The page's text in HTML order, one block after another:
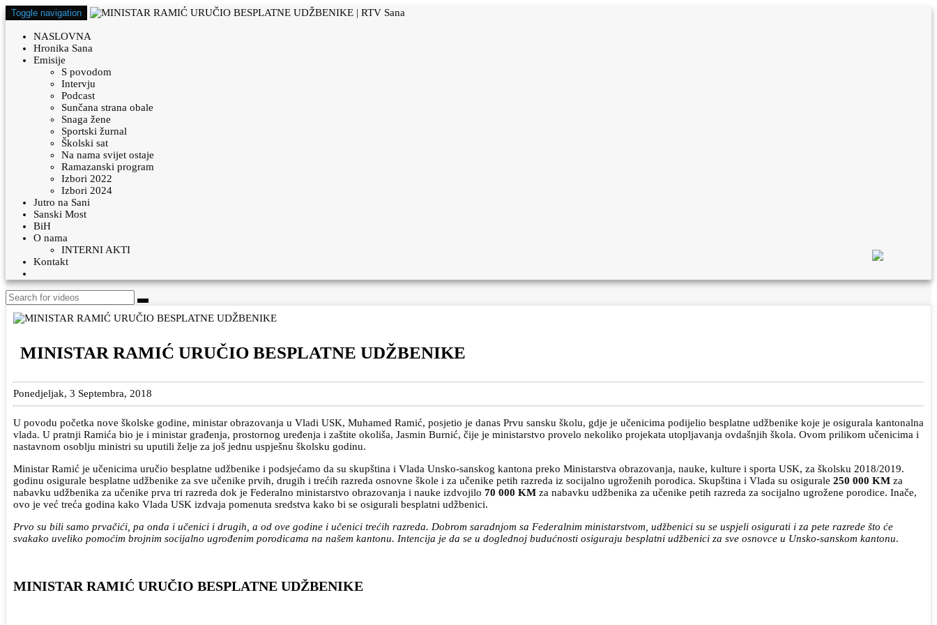
Toggle navigation
NASLOVNA
Hronika Sana
Emisije
S povodom
Intervju
Podcast
Sunčana strana obale
Snaga žene
Sportski žurnal
Školski sat
Na nama svijet ostaje
Ramazanski program
Izbori 2022
Izbori 2024
Jutro na Sani
Sanski Most
BiH
O nama
INTERNI AKTI
Kontakt
MINISTAR RAMIĆ URUČIO BESPLATNE UDŽBENIKE
Ponedjeljak, 3 Septembra, 2018
U povodu početka nove školske godine, ministar obrazovanja u Vladi USK, Muhamed Ramić, posjetio je danas Prvu sansku školu, gdje je učenicima podijelio besplatne udžbenike koje je osigurala kantonalna
vlada. U pratnji Ramića bio je i ministar građenja, prostornog uređenja i zaštite okoliša, Jasmin Burnić, čije je ministarstvo provelo nekoliko projekata utopljavanja ovdašnjih škola. Ovom prilikom učenicima i
nastavnom osoblju ministri su uputili želje za još jednu uspješnu školsku godinu.
Ministar Ramić je učenicima uručio besplatne udžbenike i podsjećamo da su skupština i Vlada Unsko-sanskog kantona preko Ministarstva obrazovanja, nauke, kulture i sporta USK, za školsku 2018/2019.
godinu osigurale besplatne udžbenike za sve učenike prvih, drugih i trećih razreda osnovne škole i za učenike petih razreda iz socijalno ugroženih porodica. Skupština i Vlada su osigurale 250 000 KM za
nabavku udžbenika za učenike prva tri razreda dok je Federalno ministarstvo obrazovanja i nauke izdvojilo 70 000 KM za nabavku udžbenika za učenike petih razreda za socijalno ugrožene porodice. Inače,
ovo je već treća godina kako Vlada USK izdvaja pomenuta sredstva kako bi se osigurali besplatni udžbenici.
Prvo su bili samo prvačići, pa onda i učenici i drugih, a od ove godine i učenici trećih razreda. Dobrom saradnjom sa Federalnim ministarstvom, udžbenici su se uspjeli osigurati i za pete razrede što će
svakako uveliko pomoćim brojnim socijalno ugrođenim porodicama na našem kantonu. Intencija je da se u doglednoj budućnosti osiguraju besplatni udžbenici za sve osnovce u Unsko-sanskom kantonu.
MINISTAR RAMIĆ URUČIO BESPLATNE UDŽBENIKE